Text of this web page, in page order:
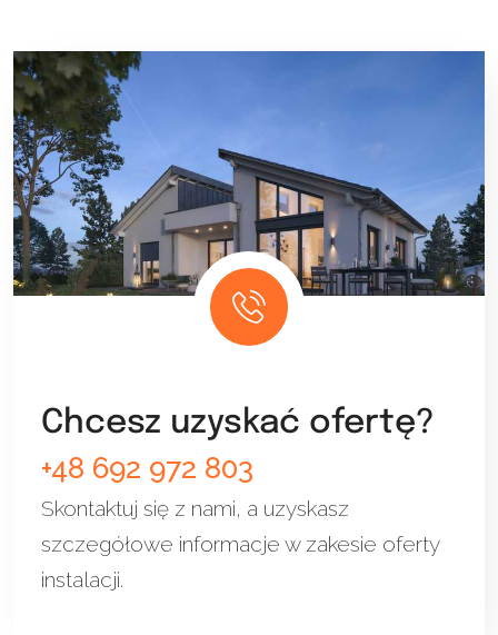
Chcesz uzyskać ofertę?
+48 692 972 803
Skontaktuj się z nami, a uzyskasz
szczegółowe informacje w zakesie oferty
instalacji.